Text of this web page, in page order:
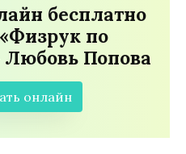
бесплатно
по
Любовь Попова
онлайн